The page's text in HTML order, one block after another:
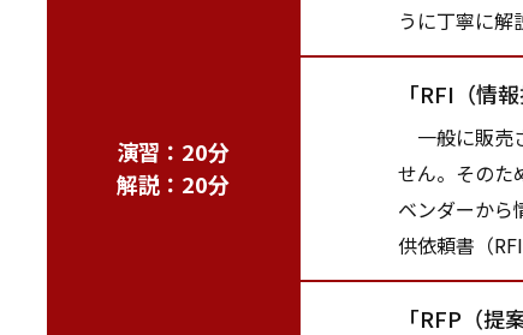
うに丁寧に解
演習：20分
解説：20分
「RFI（情
一般に販売
せん。そのた
ベンダーから
供依頼書（
「RFP（提